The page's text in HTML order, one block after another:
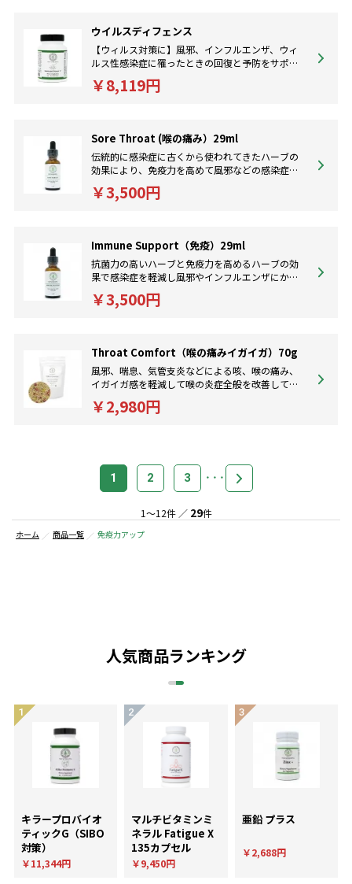
ウイルスディフェンス
【ウィルス対策に】風邪、インフルエンザ、ウィ
ルス性感染症に罹ったときの回復と予防をサポー
￥8,119円
Sore Throat (喉の痛み）29ml
伝統的に感染症に古くから使われてきたハーブの
効果により、免疫力を高めて風邪などの感染症を
より早く回復させてくれるフォーミュラです。
￥3,500円
Immune Support（免疫）29ml
抗菌力の高いハーブと免疫力を高めるハーブの効
果で感染症を軽減し風邪やインフルエンザにかか
りにくくしてくれるハーブフォーミュラです。
￥3,500円
Throat Comfort（喉の痛みイガイガ）70g
風邪、喘息、気管支炎などによる咳、喉の痛み、
イガイガ感を軽減して喉の炎症全般を改善してく
れます。免疫効果をアップさせて風邪の早い回復
にも。
￥2,980円
1 2 3
1～12件 ／ 29件
ホーム 商品一覧 免疫力アップ
人気商品ランキング
キラープロバイオ
ティックG（SIBO
対策）
￥11,344円
マルチビタミンミ
ネラル Fatigue X
135カプセル
￥9,450円
亜鉛 プラス
￥2,688円